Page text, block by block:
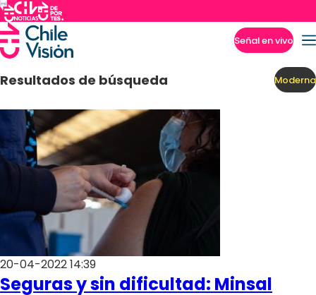
Señal en vivo
Resultados de búsqueda Moderna
20-04-2022 14:39
Seguras y sin dificultad: Minsal
Imperdibles